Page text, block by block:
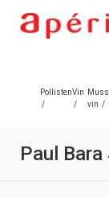
Pollisten
/
Vin
/
vin /
Paul Bara